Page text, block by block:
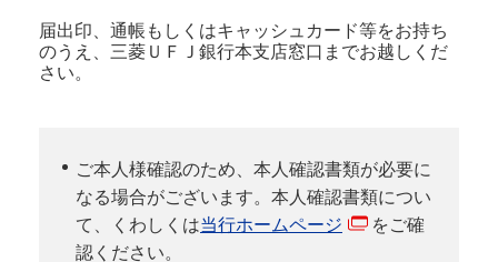
届出印、通帳もしくはキャッシュカード等をお持ち
のうえ、三菱ＵＦＪ銀行本支店窓口までお越しくだ
さい。
ご本人様確認のため、本人確認書類が必要に
なる場合がございます。本人確認書類につい
て、くわしくは当行ホームページ
をご確
認ください。